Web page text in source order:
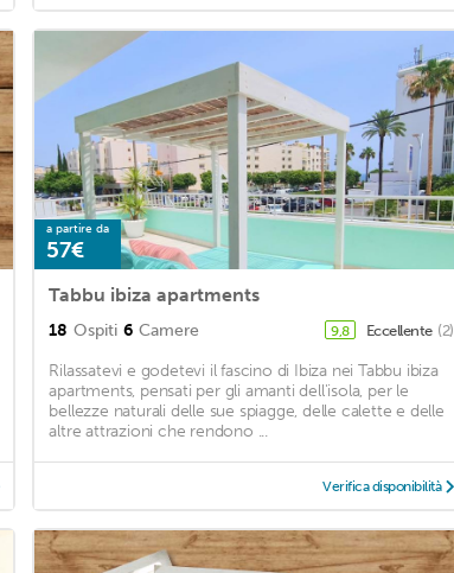
a partire da
57€
Tabbu ibiza apartments
18 Ospiti 6 Camere 9,8 Eccellente (2)
Rilassatevi e godetevi il fascino di Ibiza nei Tabbu ibiza
apartments, pensati per gli amanti dell'isola, per le
bellezze naturali delle sue spiagge, delle calette e delle
altre attrazioni che rendono ...
Verifica disponibilità